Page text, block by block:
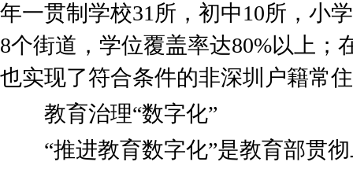
年一贯制学校31所，初中10所，小
8个街道，学位覆盖率达80%以上；
也实现了符合条件的非深圳户籍常
教育治理“数字化”
“推进教育数字化”是教育部贯彻